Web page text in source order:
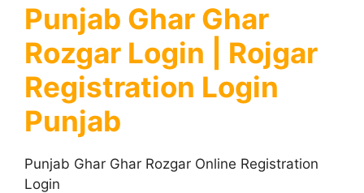
Punjab Ghar Ghar
Rozgar Login | Rojgar
Registration Login
Punjab
Punjab Ghar Ghar Rozgar Online Registration
Login